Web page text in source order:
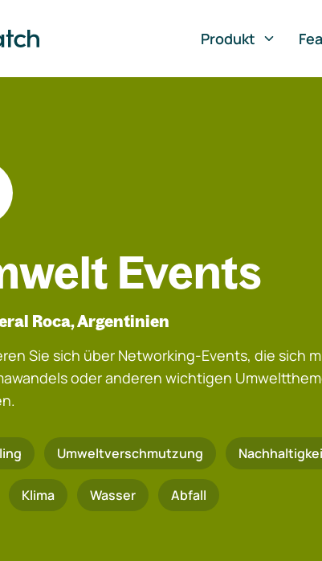
Produkt
Events
Roca, Argentinien
Sie sich über Networking-Events, die sich
oder anderen wichtigen
Umweltverschmutzung
Klima Wasser Abfall